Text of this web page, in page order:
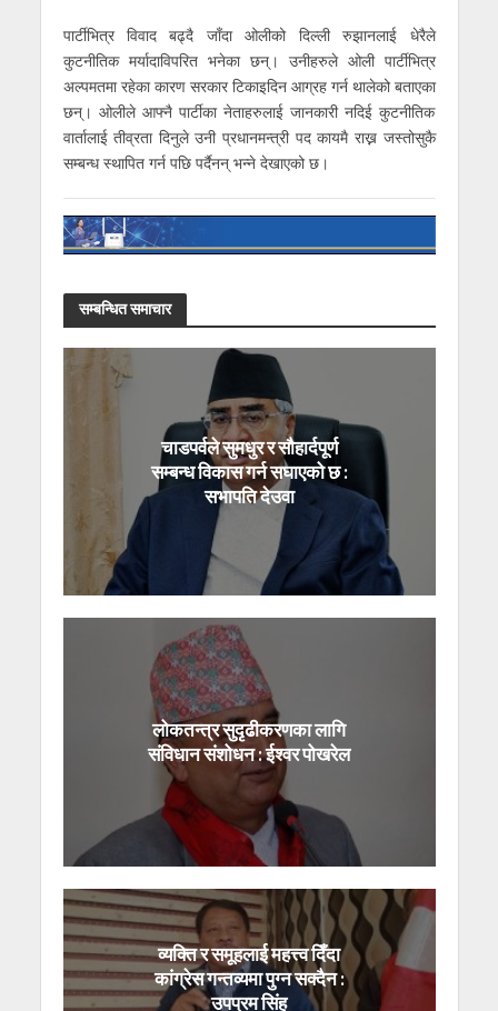
पार्टीभित्र विवाद बढ्दै जाँदा ओलीको दिल्ली रुझानलाई धेरैले
कुटनीतिक मर्यादाविपरित भनेका छन्। उनीहरुले ओली पार्टीभित्र
अल्पमतमा रहेका कारण सरकार टिकाइदिन आग्रह गर्न थालेको बताएका
छन्। ओलीले आफ्नै पार्टीका नेताहरुलाई जानकारी नदिई कुटनीतिक
वार्तालाई तीव्रता दिनुले उनी प्रधानमन्त्री पद कायमै राख्न जस्तोसुकै
सम्बन्ध स्थापित गर्न पछि पर्दैनन् भन्ने देखाएको छ।
सम्बन्धित समाचार
चाडपर्वले सुमधुर र सौहार्दपूर्ण
सम्बन्ध विकास गर्न सघाएको छ :
सभापति देउवा
लोकतन्त्र सुदृढीकरणका लागि
संविधान संशोधन : ईश्वर पोखरेल
व्यक्ति र समूहलाई महत्त्व दिँदा
कांग्रेस गन्तव्यमा पुग्न सक्दैन :
उपप्रम सिंह